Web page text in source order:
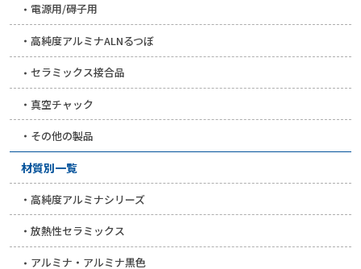
電源用/碍子用
高純度アルミナALNるつぼ
セラミックス接合品
真空チャック
その他の製品
材質別一覧
高純度アルミナシリーズ
放熱性セラミックス
アルミナ・アルミナ黒色